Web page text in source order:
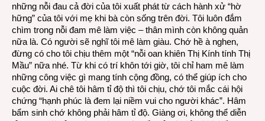
những nỗi đau cả đời của tôi xuất phát từ cách hành xử “hờ
hững” của tôi với mẹ khi bà còn sống trên đời. Tôi luôn đắm
chìm trong nỗi đam mê làm việc – thân mình còn không quản
nữa là. Có người sẽ nghĩ tôi mê làm giàu. Chớ hề à nghen,
đừng có cho tôi chịu thêm một “nỗi oan khiên Thị Kính tính Thị
Mầu” nữa nhé. Từ khi có trí khôn tới giờ, tôi chỉ ham mê làm
những công việc gì mang tính cộng đồng, có thể giúp ích cho
cuộc đời. Ai chê tôi hâm tỉ độ thì tôi chịu, chớ tôi mắc cái hội
chứng “hạnh phúc là đem lại niềm vui cho người khác”. Hâm
bẩm sinh chớ không phải hâm tỉ độ. Giàng ơi, không thể diễn